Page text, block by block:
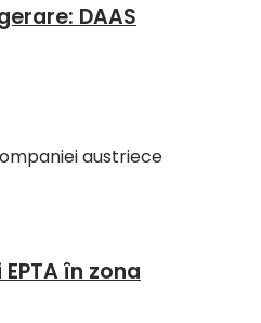
DAAS
austriece
în zona